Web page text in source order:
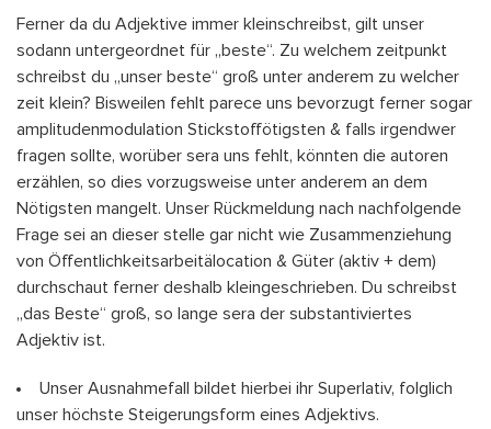
Ferner da du Adjektive immer kleinschreibst, gilt unser
sodann untergeordnet für „beste“. Zu welchem zeitpunkt
schreibst du „unser beste“ groß unter anderem zu welcher
zeit klein? Bisweilen fehlt parece uns bevorzugt ferner sogar
amplitudenmodulation Stickstoffötigsten & falls irgendwer
fragen sollte, worüber sera uns fehlt, könnten die autoren
erzählen, so dies vorzugsweise unter anderem an dem
Nötigsten mangelt. Unser Rückmeldung nach nachfolgende
Frage sei an dieser stelle gar nicht wie Zusammenziehung
von Öffentlichkeitsarbeitälocation & Güter (aktiv + dem)
durchschaut ferner deshalb kleingeschrieben. Du schreibst
„das Beste“ groß, so lange sera der substantiviertes
Adjektiv ist.
Unser Ausnahmefall bildet hierbei ihr Superlativ, folglich
unser höchste Steigerungsform eines Adjektivs.